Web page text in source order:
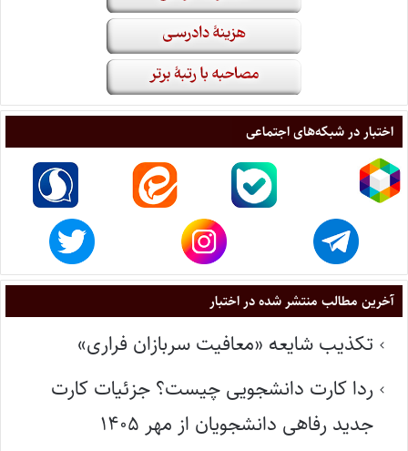
اختبار در شبکه‌های اجتماعی
آخرین مطالب منتشر شده در اختبار
تکذیب شایعه «معافیت سربازان فراری»
ردا کارت دانشجویی چیست؟ جزئیات کارت
جدید رفاهی دانشجویان از مهر ۱۴۰۵